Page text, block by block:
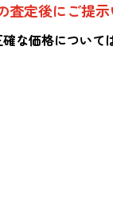
定後にご提示
な価格について